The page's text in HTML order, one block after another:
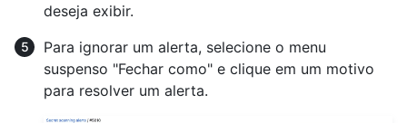
deseja exibir.
Para ignorar um alerta, selecione o menu
suspenso "Fechar como" e clique em um motivo
para resolver um alerta.